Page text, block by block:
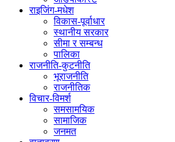
राइजिंग-मधेश
विकास-पूर्वाधार
स्थानीय सरकार
सीमा र सम्बन्ध
पालिका
राजनीति-कुटनीति
भूराजनीति
राजनीतिक
विचार-विमर्श
समसामयिक
सामाजिक
जनमत